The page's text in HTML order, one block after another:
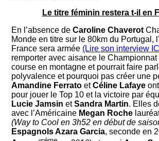
Le titre féminin restera t-il en
En l’absence deCaroline Chaverot
Monde en titre sur le 80km du Portugal,
France sera armée (Lire son interview
remporter avec aisance le
course en montagne et pourrait faire
polyvalence et pourquoi pas créer une
Amandine Ferrato etCéline Lafaye
pour jouer le Top 10 et la victoire par
Lucie Jamsin etSandra Martin. Elles
avec l’Américaine Megan Roche
(Way to Cool en 3h52 en début de
Espagnols Azara Garcia, seconde en